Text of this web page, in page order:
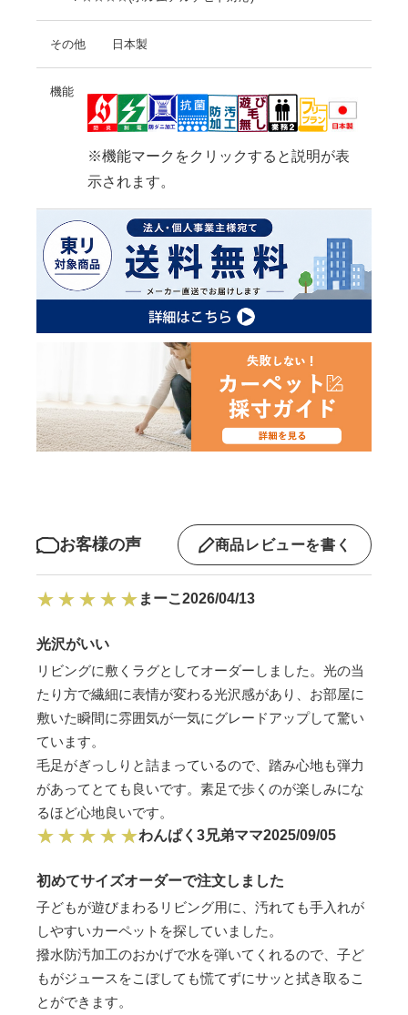
その他 日本製
機能
※機能マークをクリックすると説明が表
示されます。
お客様の声 商品レビューを書く
まーこ 2026/04/13
光沢がいい
リビングに敷くラグとしてオーダーしました。光の当
たり方で繊細に表情が変わる光沢感があり、お部屋に
敷いた瞬間に雰囲気が一気にグレードアップして驚い
ています。
毛足がぎっしりと詰まっているので、踏み心地も弾力
があってとても良いです。素足で歩くのが楽しみにな
るほど心地良いです。
わんぱく3兄弟ママ2025/09/05
初めてサイズオーダーで注文しました
子どもが遊びまわるリビング用に、汚れても手入れが
しやすいカーペットを探していました。
撥水防汚加工のおかげで水を弾いてくれるので、子ど
もがジュースをこぼしても慌てずにサッと拭き取るこ
とができます。